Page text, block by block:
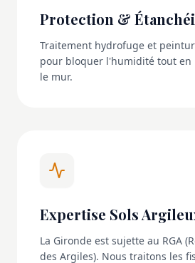
Protection &
Traitement hydrofuge et
pour bloquer l'humidité tout en
le mur.
Expertise Sols
La Gironde est sujette au RGA
des Argiles). Nous traitons les